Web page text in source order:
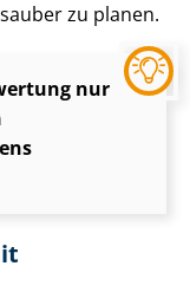
zu planen.
nur